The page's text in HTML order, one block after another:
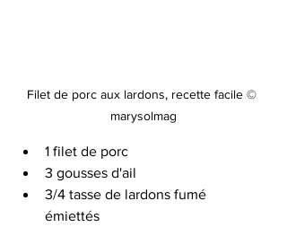
Filet de porc aux lardons, recette facile ©
marysolmag
1 filet de porc
3 gousses d'ail
3/4 tasse de lardons fumé
émiettés